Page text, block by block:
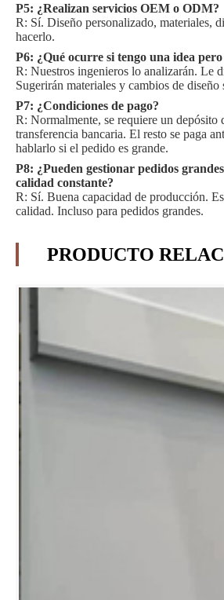
P5: ¿Realizan servicios OEM o ODM?
R: Sí. Diseño personalizado, materiales,
hacerlo.
P6: ¿Qué ocurre si tengo una idea
R: Nuestros ingenieros lo analizarán. Le
Sugerirán materiales y cambios de diseño
P7: ¿Condiciones de pago?
R: Normalmente, se requiere un depósito
transferencia bancaria. El resto se paga
hablarlo si el pedido es grande.
P8: ¿Pueden gestionar pedidos
calidad constante?
R: Sí. Buena capacidad de producción.
calidad. Incluso para pedidos grandes.
PRODUCTO